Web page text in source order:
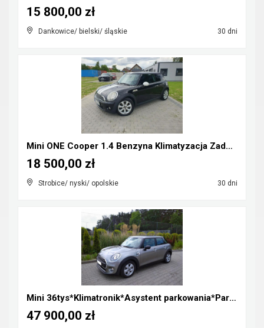
Dankowice/ bielski/ śląskie 30 dni
15 800,00 zł
Mini ONE Cooper 1.4 Benzyna Klimatyzacja Zadbany R...
Strobice/ nyski/ opolskie 30 dni
18 500,00 zł
Mini 36tys*Klimatronik*Asystent parkowania*Parki p...
47 900,00 zł